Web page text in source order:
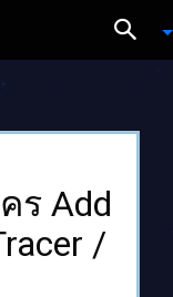
ร Add
/